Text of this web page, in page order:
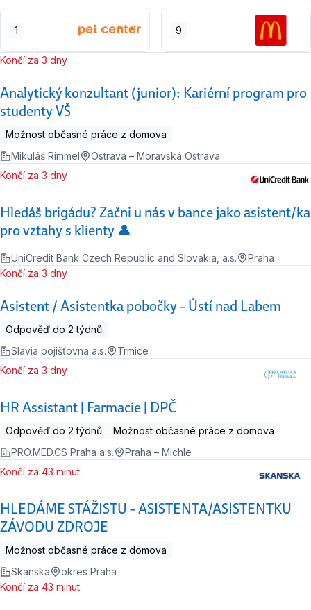
1 9
Analytický konzultant (junior): Kariérní program pro
studenty VŠ
Končí za 3 dny
Možnost občasné práce z domova
Mikuláš Rimmel
Ostrava – Moravská Ostrava
Hledáš brigádu? Začni u nás v bance jako asistent/ka
pro vztahy s klienty 👤
Končí za 3 dny
UniCredit Bank Czech Republic and Slovakia, a.s. Praha
Asistent / Asistentka pobočky – Ústí nad Labem
Končí za 3 dny
Odpověď do 2 týdnů
Slavia pojišťovna a.s.
Trmice
HR Assistant | Farmacie | DPČ
Končí za 3 dny
Odpověď do 2 týdnů
Možnost občasné práce z domova
PRO.MED.CS Praha a.s.
Praha – Michle
HLEDÁME STÁŽISTU – ASISTENTA/ASISTENTKU
ZÁVODU ZDROJE
Končí za 43 minut
Možnost občasné práce z domova
Skanska
okres Praha
Končí za 43 minut